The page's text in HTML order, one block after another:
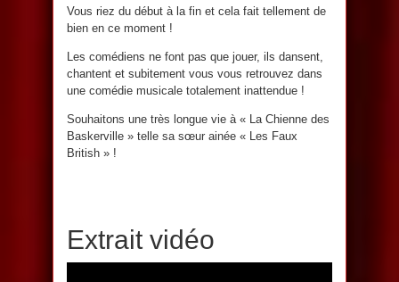
Vous riez du début à la fin et cela fait tellement de
bien en ce moment !
Les comédiens ne font pas que jouer, ils dansent,
chantent et subitement vous vous retrouvez dans
une comédie musicale totalement inattendue !
Souhaitons une très longue vie à « La Chienne des
Baskerville » telle sa sœur ainée « Les Faux
British » !
Extrait vidéo